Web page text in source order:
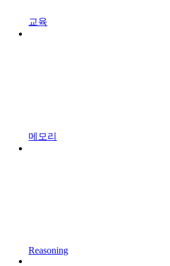
교육
메모리
Reasoning